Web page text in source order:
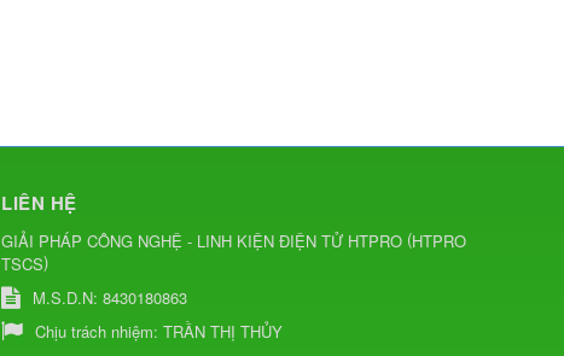
LIÊN HỆ
GIẢI PHÁP CÔNG NGHỆ - LINH KIỆN ĐIỆN TỬ HTPRO (HTPRO
TSCS)
M.S.D.N: 8430180863
Chịu trách nhiệm: TRẦN THỊ THỦY